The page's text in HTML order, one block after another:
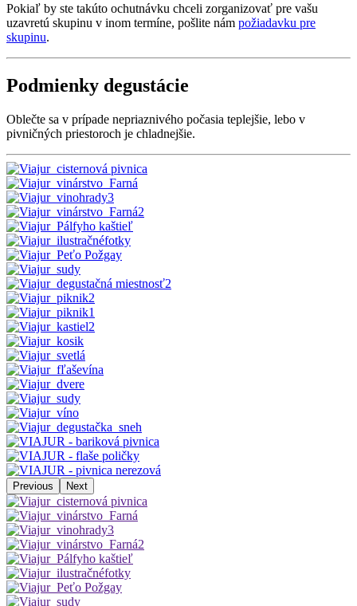
Pokiaľ by ste takúto ochutnávku chceli zorganizovať pre vašu
uzavretú skupinu v inom termíne, pošlite nám požiadavku pre
skupinu.
Podmienky degustácie
Oblečte sa v prípade nepriaznivého počasia teplejšie, lebo v
pivničných priestoroch je chladnejšie.
Previous Next